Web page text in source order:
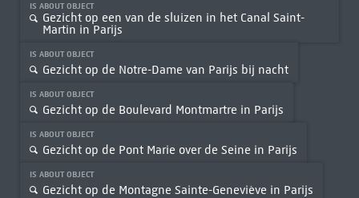
IS ABOUT OBJECT
Gezicht op een van de sluizen in het Canal Saint-
Martin in Parijs
IS ABOUT OBJECT
Gezicht op de Notre-Dame van Parijs bij nacht
IS ABOUT OBJECT
Gezicht op de Boulevard Montmartre in Parijs
IS ABOUT OBJECT
Gezicht op de Pont Marie over de Seine in Parijs
IS ABOUT OBJECT
Gezicht op de Montagne Sainte-Geneviève in Parijs